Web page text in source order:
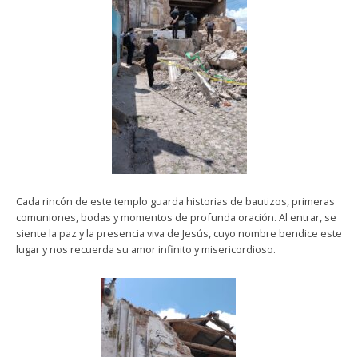
Cada rincón de este templo guarda historias de bautizos, primeras
comuniones, bodas y momentos de profunda oración. Al entrar, se
siente la paz y la presencia viva de Jesús, cuyo nombre bendice este
lugar y nos recuerda su amor infinito y misericordioso.